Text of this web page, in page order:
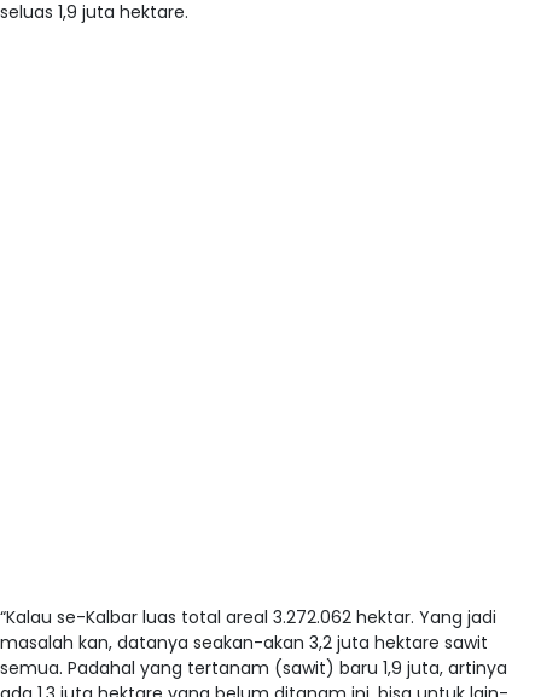
seluas 1,9 juta hektare.
“Kalau se-Kalbar luas total areal 3.272.062 hektar. Yang jadi
masalah kan, datanya seakan-akan 3,2 juta hektare sawit
semua. Padahal yang tertanam (sawit) baru 1,9 juta, artinya